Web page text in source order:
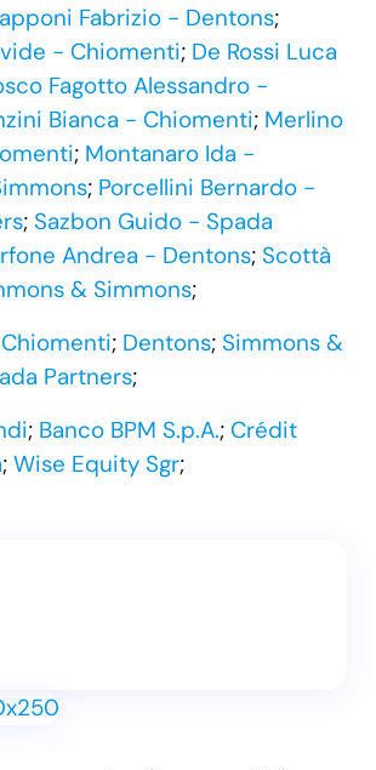
Fabrizio - Dentons;
- Chiomenti; De Rossi Luca
Fagotto Alessandro -
Bianca - Chiomenti; Merlino
; Montanaro Ida -
; Porcellini Bernardo -
; Sazbon Guido - Spada
Andrea - Dentons; Scottà
& Simmons;
Chiomenti; Dentons; Simmons &
Partners;
; Banco BPM S.p.A.; Crédit
; Wise Equity Sgr;